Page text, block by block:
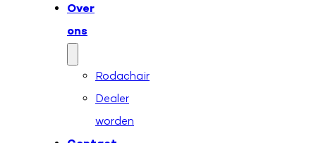
Over
ons
Rodachair
Dealer
worden